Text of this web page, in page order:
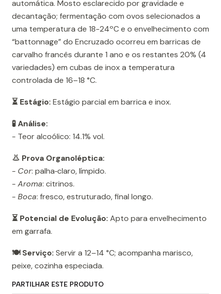
automática. Mosto esclarecido por gravidade e
decantação; fermentação com ovos selecionados a
uma temperatura de 18-24ºC e o envelhecimento com
“battonnage” do Encruzado ocorreu em barricas de
carvalho francês durante 1 ano e os restantes 20% (4
variedades) em cubas de inox a temperatura
controlada de 16–18 °C.
⏳ Estágio: Estágio parcial em barrica e inox.
🧪 Análise:
- Teor alcoólico: 14.1% vol.
👃 Prova Organoléptica:
- Cor: palha‑claro, límpido.
- Aroma: citrinos.
- Boca: fresco, estruturado, final longo.
⏳ Potencial de Evolução: Apto para envelhecimento
em garrafa.
🍽️ Serviço: Servir a 12–14 °C; acompanha marisco,
peixe, cozinha especiada.
PARTILHAR ESTE PRODUTO